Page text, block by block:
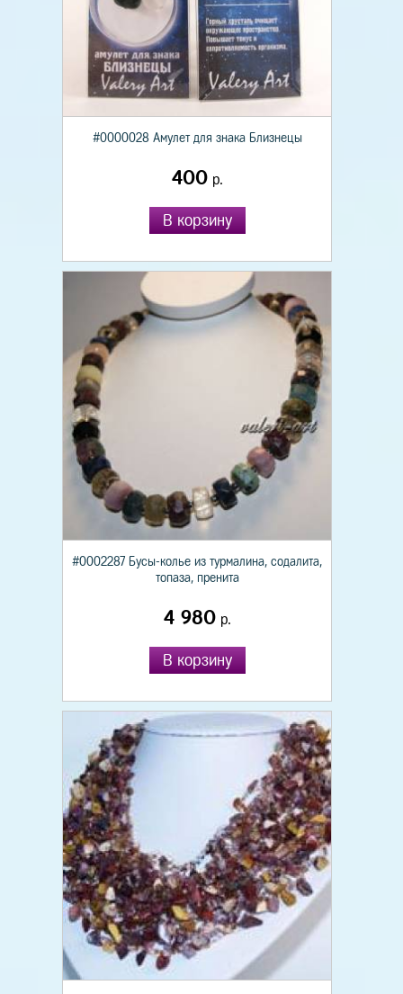
#0000028 Амулет для знака Близнецы
400р.
В корзину
#0002287 Бусы-колье из турмалина, содалита,
топаза, пренита
4 980р.
В корзину